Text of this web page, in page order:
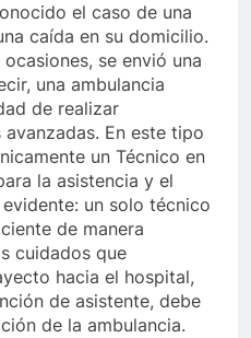
el caso de una
caída en su domicilio.
se envió una
una ambulancia
de realizar
En este tipo
un Técnico en
la asistencia y el
un solo técnico
de manera
cuidados que
hacia el hospital,
de asistente, debe
de la ambulancia.